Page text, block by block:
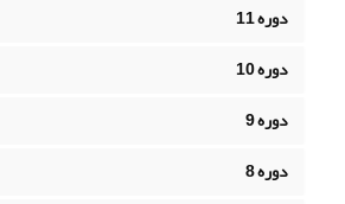
دوره 11
دوره 10
دوره 9
دوره 8